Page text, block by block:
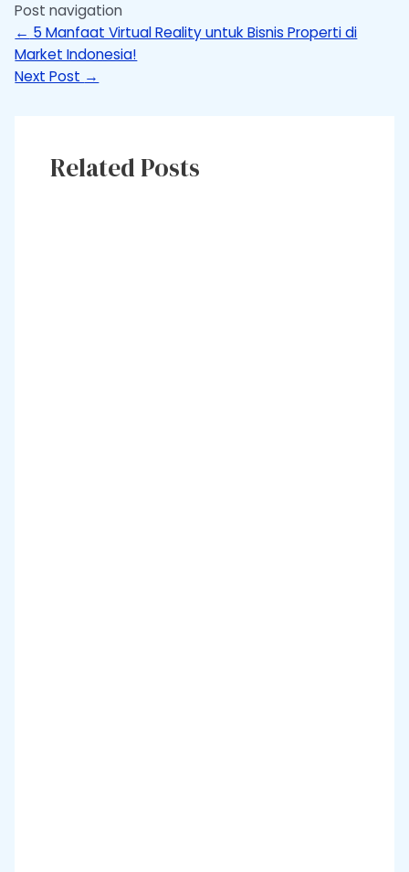
Post navigation
← 5 Manfaat Virtual Reality untuk Bisnis Properti di
Market Indonesia!
Next Post →
Related Posts